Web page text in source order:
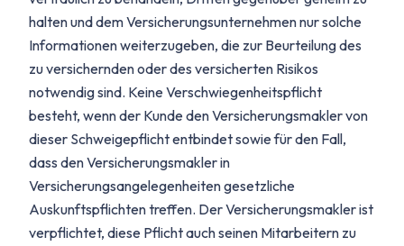
halten und dem Versicherungsunternehmen nur solche
Informationen weiterzugeben, die zur Beurteilung des
zu versichernden oder des versicherten Risikos
notwendig sind. Keine Verschwiegenheitspflicht
besteht, wenn der Kunde den Versicherungsmakler von
dieser Schweigepflicht entbindet sowie für den Fall,
dass den Versicherungsmakler in
Versicherungsangelegenheiten gesetzliche
Auskunftspflichten treffen. Der Versicherungsmakler ist
verpflichtet, diese Pflicht auch seinen Mitarbeitern zu